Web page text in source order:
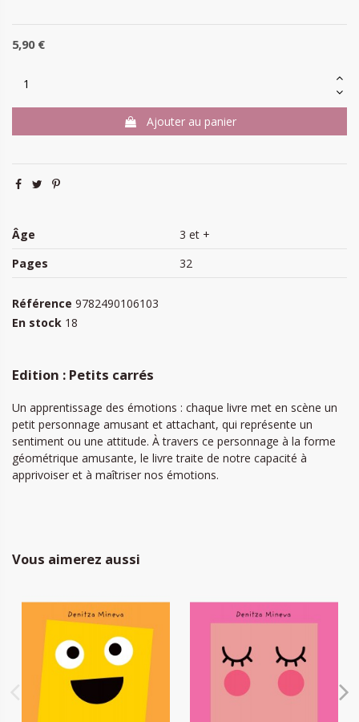
5,90 €
Ajouter au panier
Âge
3 et +
Pages
32
Référence 9782490106103
En stock 18
Edition : Petits carrés
Un apprentissage des émotions : chaque livre met en scène un
petit personnage amusant et attachant, qui représente un
sentiment ou une attitude. À travers ce personnage à la forme
géométrique amusante, le livre traite de notre capacité à
apprivoiser et à maîtriser nos émotions.
Vous aimerez aussi
Petit Carré Joyeux
5,90 €
Petit Carré Timide